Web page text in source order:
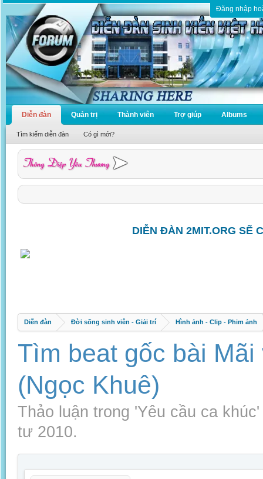
Đăng nhập
Diễn đàn
Tìm kiếm diễn đàn Có gì mới?
Quản trị Thành viên Trợ giúp Albums
DIỄN ĐÀN 2MIT.ORG SẼ
Diễn đàn Đời sống sinh viên - Giải trí Hình ảnh - Clip - Phim ảnh
Tìm beat gốc bài
(Ngọc Khuê)
Thảo luận trong 'Yêu cầu ca khúc
tư 2010.